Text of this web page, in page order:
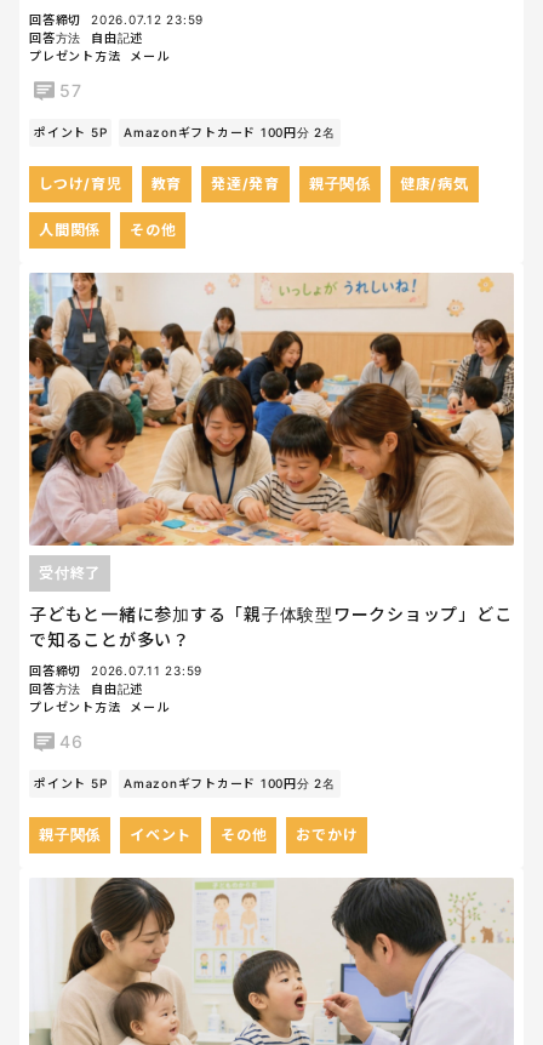
回答締切
2026.07.12 23:59
回答方法
自由記述
プレゼント方法
メール
57
ポイント 5P Amazonギフトカード 100円分 2名
しつけ/育児 教育 発達/発育 親子関係 健康/病気
人間関係 その他
子どもと一緒に参加する「親子体験型ワークショップ」どこ
で知ることが多い？
受付終了
回答締切
2026.07.11 23:59
回答方法
自由記述
プレゼント方法
メール
46
ポイント 5P Amazonギフトカード 100円分 2名
親子関係 イベント その他 おでかけ